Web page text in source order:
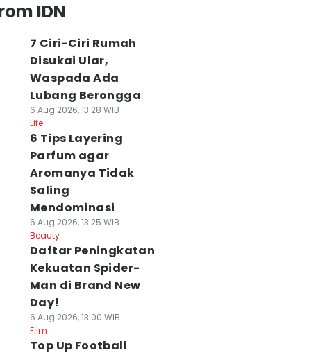
IDN
7 Ciri-Ciri Rumah
Disukai Ular,
Waspada Ada
Lubang Berongga
6 Aug 2026, 13:28 WIB
Life
6 Tips Layering
Parfum agar
Aromanya Tidak
Saling
Mendominasi
6 Aug 2026, 13:25 WIB
Beauty
Daftar Peningkatan
Kekuatan Spider-
Man di Brand New
Day!
6 Aug 2026, 13:00 WIB
Film
Top Up Football